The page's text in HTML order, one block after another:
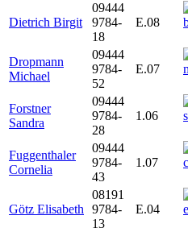
Dietrich Birgit
09444
9784-
18
E.08
Dropmann
Michael
09444
9784-
52
E.07
Forstner
Sandra
09444
9784-
28
1.06
Fuggenthaler
Cornelia
09444
9784-
43
1.07
Götz Elisabeth
08191
9784-
13
E.04